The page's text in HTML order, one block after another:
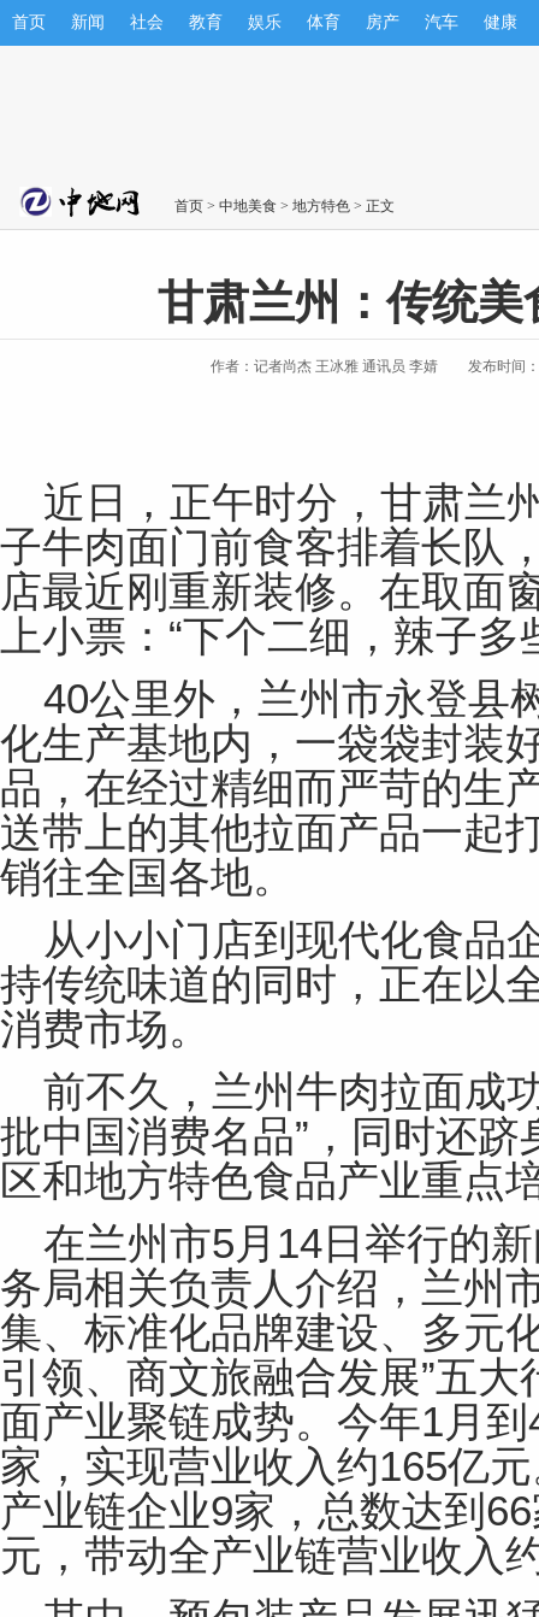
首页 新闻 社会 教育 娱乐 体育 房产 汽车 健康
首页 > 中地美食 > 地方特色 > 正文
甘肃兰州：传统
作者：记者尚杰 王冰雅 通讯员 李婧 发布时间
近日，正午时分，甘肃兰
子牛肉面门前食客排着长队
店最近刚重新装修。在取面
上小票：“下个二细，辣子多
40公里外，兰州市永登县
化生产基地内，一袋袋封装
品，在经过精细而严苛的生
送带上的其他拉面产品一起
销往全国各地。
从小小门店到现代化食品
持传统味道的同时，正在以
消费市场。
前不久，兰州牛肉拉面成
批中国消费名品”，同时还
区和地方特色食品产业重点
在兰州市5月14日举行的
务局相关负责人介绍，兰州
集、标准化品牌建设、多元
引领、商文旅融合发展”五
面产业聚链成势。今年1月
家，实现营业收入约165亿
产业链企业9家，总数达到
元，带动全产业链营业收入